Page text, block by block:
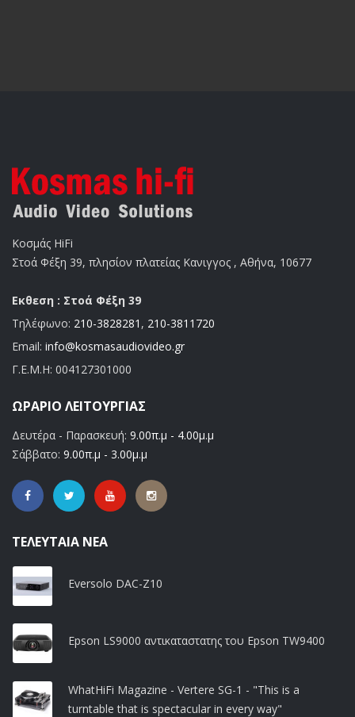
Κοσμάς HiFi
Στοά Φέξη 39, πλησίον πλατείας Κανιγγος , Αθήνα, 10677
Εκθεση : Στοά Φέξη 39
Τηλέφωνο: 210-3828281 , 210-3811720
Email: info@kosmasaudiovideo.gr
Γ.Ε.Μ.Η: 004127301000
ΩΡΆΡΙΟ ΛΕΙΤΟΥΡΓΊΑΣ
Δευτέρα - Παρασκευή: 9.00π.μ - 4.00μ.μ
Σάββατο: 9.00π.μ - 3.00μ.μ
ΤΕΛΕΥΤΑΊΑ ΝΈΑ
Eversolo DAC-Z10
Epson LS9000 αντικαταστατης του Epson TW9400
WhatHiFi Magazine - Vertere SG-1 - "This is a
turntable that is spectacular in every way"